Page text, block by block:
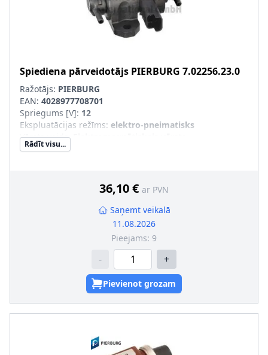
Spiediena pārveidotājs PIERBURG 7.02256.23.0
Ražotājs: PIERBURG
EAN: 4028977708701
Spriegums [V]: 12
Ekspluatācijas režīms: elektro-pneimatisks
Vārsta veids:
Rādīt visu...
36,10 € ar PVN
Saņemt veikalā
11.08.2026
Pieejams: 9
- +
Pievienot grozam